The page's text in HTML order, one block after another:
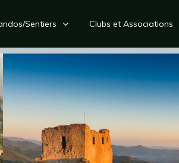
Sentiers Clubs et Associations